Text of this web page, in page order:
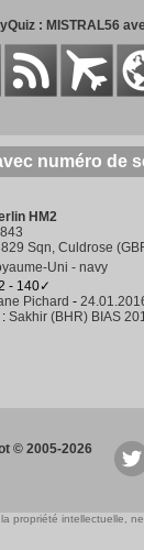
: MISTRAL56
numéro de
HM2
829 Sqn, Culdrose
Uni - navy
- 140✓
Pichard -
: Sakhir (BHR) BIAS
© 2005-2026
intellectuelle,